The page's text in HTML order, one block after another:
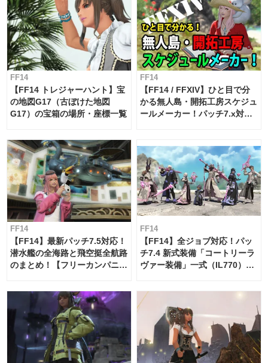
FF14
【FF14 トレジャーハント】宝
の地図G17（古ぼけた地図
G17）の宝箱の場所・座標一覧
FF14
【FF14 / FFXIV】ひと目で分
かる無人島・開拓工房スケジュ
ールメーカー！パッチ7.x対応
FF14
【FF14】最新パッチ7.5対応！
潜水艦の全海路と飛空挺全航路
のまとめ！【フリーカンパニ
FF14
【FF14】全ジョブ対応！パッ
チ7.4 新式装備「コートリーラ
ヴァー装備」一式（IL770）の